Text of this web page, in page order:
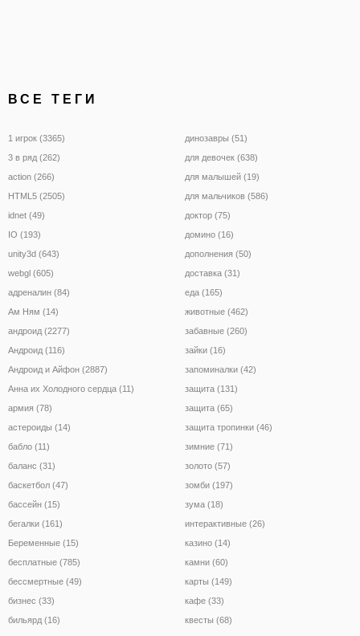
ВСЕ ТЕГИ
1 игрок (3365)
3 в ряд (262)
action (266)
HTML5 (2505)
idnet (49)
IO (193)
unity3d (643)
webgl (605)
адреналин (84)
Ам Ням (14)
андроид (2277)
Андроид (116)
Андроид и Айфон (2887)
Анна их Холодного сердца (11)
армия (78)
астероиды (14)
бабло (11)
баланс (31)
баскетбол (47)
бассейн (15)
бегалки (161)
Беременные (15)
бесплатные (785)
бессмертные (49)
бизнес (33)
бильярд (16)
динозавры (51)
для девочек (638)
для малышей (19)
для мальчиков (586)
доктор (75)
домино (16)
дополнения (50)
доставка (31)
еда (165)
животные (462)
забавные (260)
зайки (16)
запоминалки (42)
защита (131)
защита (65)
защита тропинки (46)
зимние (71)
золото (57)
зомби (197)
зума (18)
интерактивные (26)
казино (14)
камни (60)
карты (149)
кафе (33)
квесты (68)